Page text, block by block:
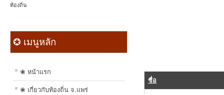
ท้องถิ่น
✪ เมนูหลัก
❀ หน้าแรก
❀ เกี่ยวกับท้องถิ่น จ.แพร่
ชื่อ